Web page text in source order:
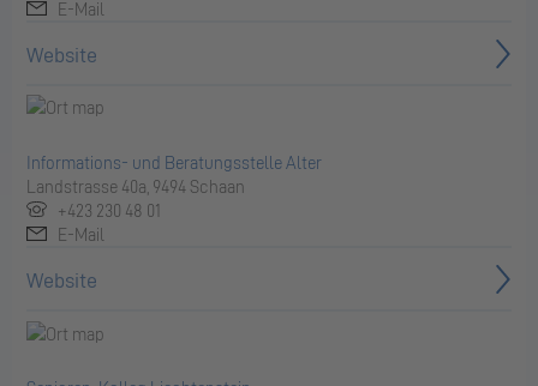
E-Mail
Website
Informations- und Beratungsstelle Alter
Landstrasse 40a, 9494 Schaan
+423 230 48 01
E-Mail
Website